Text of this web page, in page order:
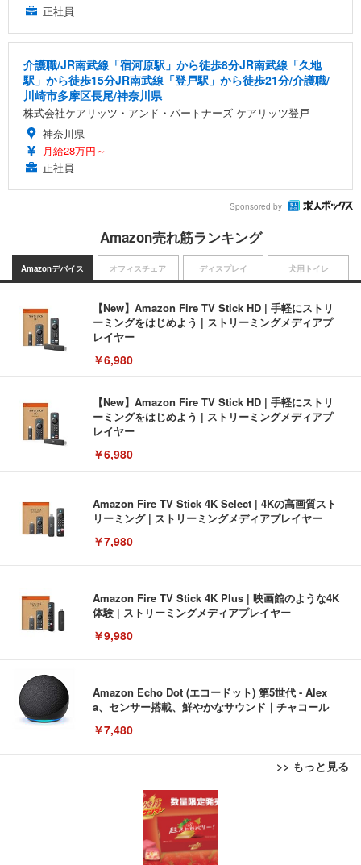
正社員
介護職/JR南武線「宿河原駅」から徒歩8分JR南武線「久地
駅」から徒歩15分JR南武線「登戸駅」から徒歩21分/介護職/
川崎市多摩区長尾/神奈川県
株式会社ケアリッツ・アンド・パートナーズ ケアリッツ登戸
神奈川県
月給28万円～
正社員
Sponsored by
Amazon売れ筋ランキング
Amazonデバイス
【New】Amazon Fire TV Stick HD | 手軽にストリ
ーミングをはじめよう | ストリーミングメディアプ
レイヤー
￥6,980
【New】Amazon Fire TV Stick HD | 手軽にストリ
ーミングをはじめよう | ストリーミングメディアプ
レイヤー
￥6,980
Amazon Fire TV Stick 4K Select | 4Kの高画質スト
リーミング | ストリーミングメディアプレイヤー
￥7,980
Amazon Fire TV Stick 4K Plus | 映画館のような4K
体験 | ストリーミングメディアプレイヤー
￥9,980
Amazon Echo Dot (エコードット) 第5世代 - Alex
a、センサー搭載、鮮やかなサウンド｜チャコール
￥7,480
>> もっと見る
オフィスチェア
[EdoErgo] オフィスチェア 椅子 テレワーク 疲れな
い 跳ね上げ式アームレスト コンパクト 約105度ロッ
キング pc 事務椅子 360度回転 座面昇降 強化ナイロ
ン樹脂ベース 通気性メッシュ 在宅ワーク H-WY01
(黒網+黒枠+黒足)
ディスプレイ
EIZO ビジネス向けプレミアムモニター | FlexScan
EV3240X-WT | 31.5型4K UHD・USB Type-C・ホワ
￥105,595
犬用トイレ
Amazonベーシック ペットシーツ 薄型 レギュラー 1
回使い捨て 無香料 ホワイト 300枚